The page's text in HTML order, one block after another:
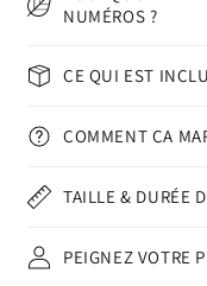
NUMÉROS ?
CE QUI EST
COMMENT ÇA
TAILLE & DURÉE
PEIGNEZ VOTRE